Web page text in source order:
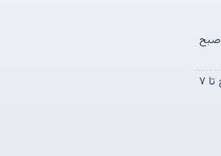
شنبه - چهارشنبه : ۱۰:۳۰ صبح
پنج شنبه ها : ۱۰:۳۰ صبح تا ۷